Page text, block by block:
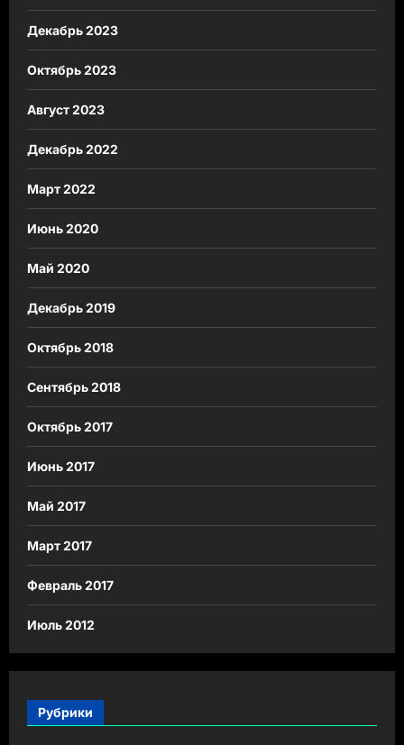
Декабрь 2023
Октябрь 2023
Август 2023
Декабрь 2022
Март 2022
Июнь 2020
Май 2020
Декабрь 2019
Октябрь 2018
Сентябрь 2018
Октябрь 2017
Июнь 2017
Май 2017
Март 2017
Февраль 2017
Июль 2012
Рубрики